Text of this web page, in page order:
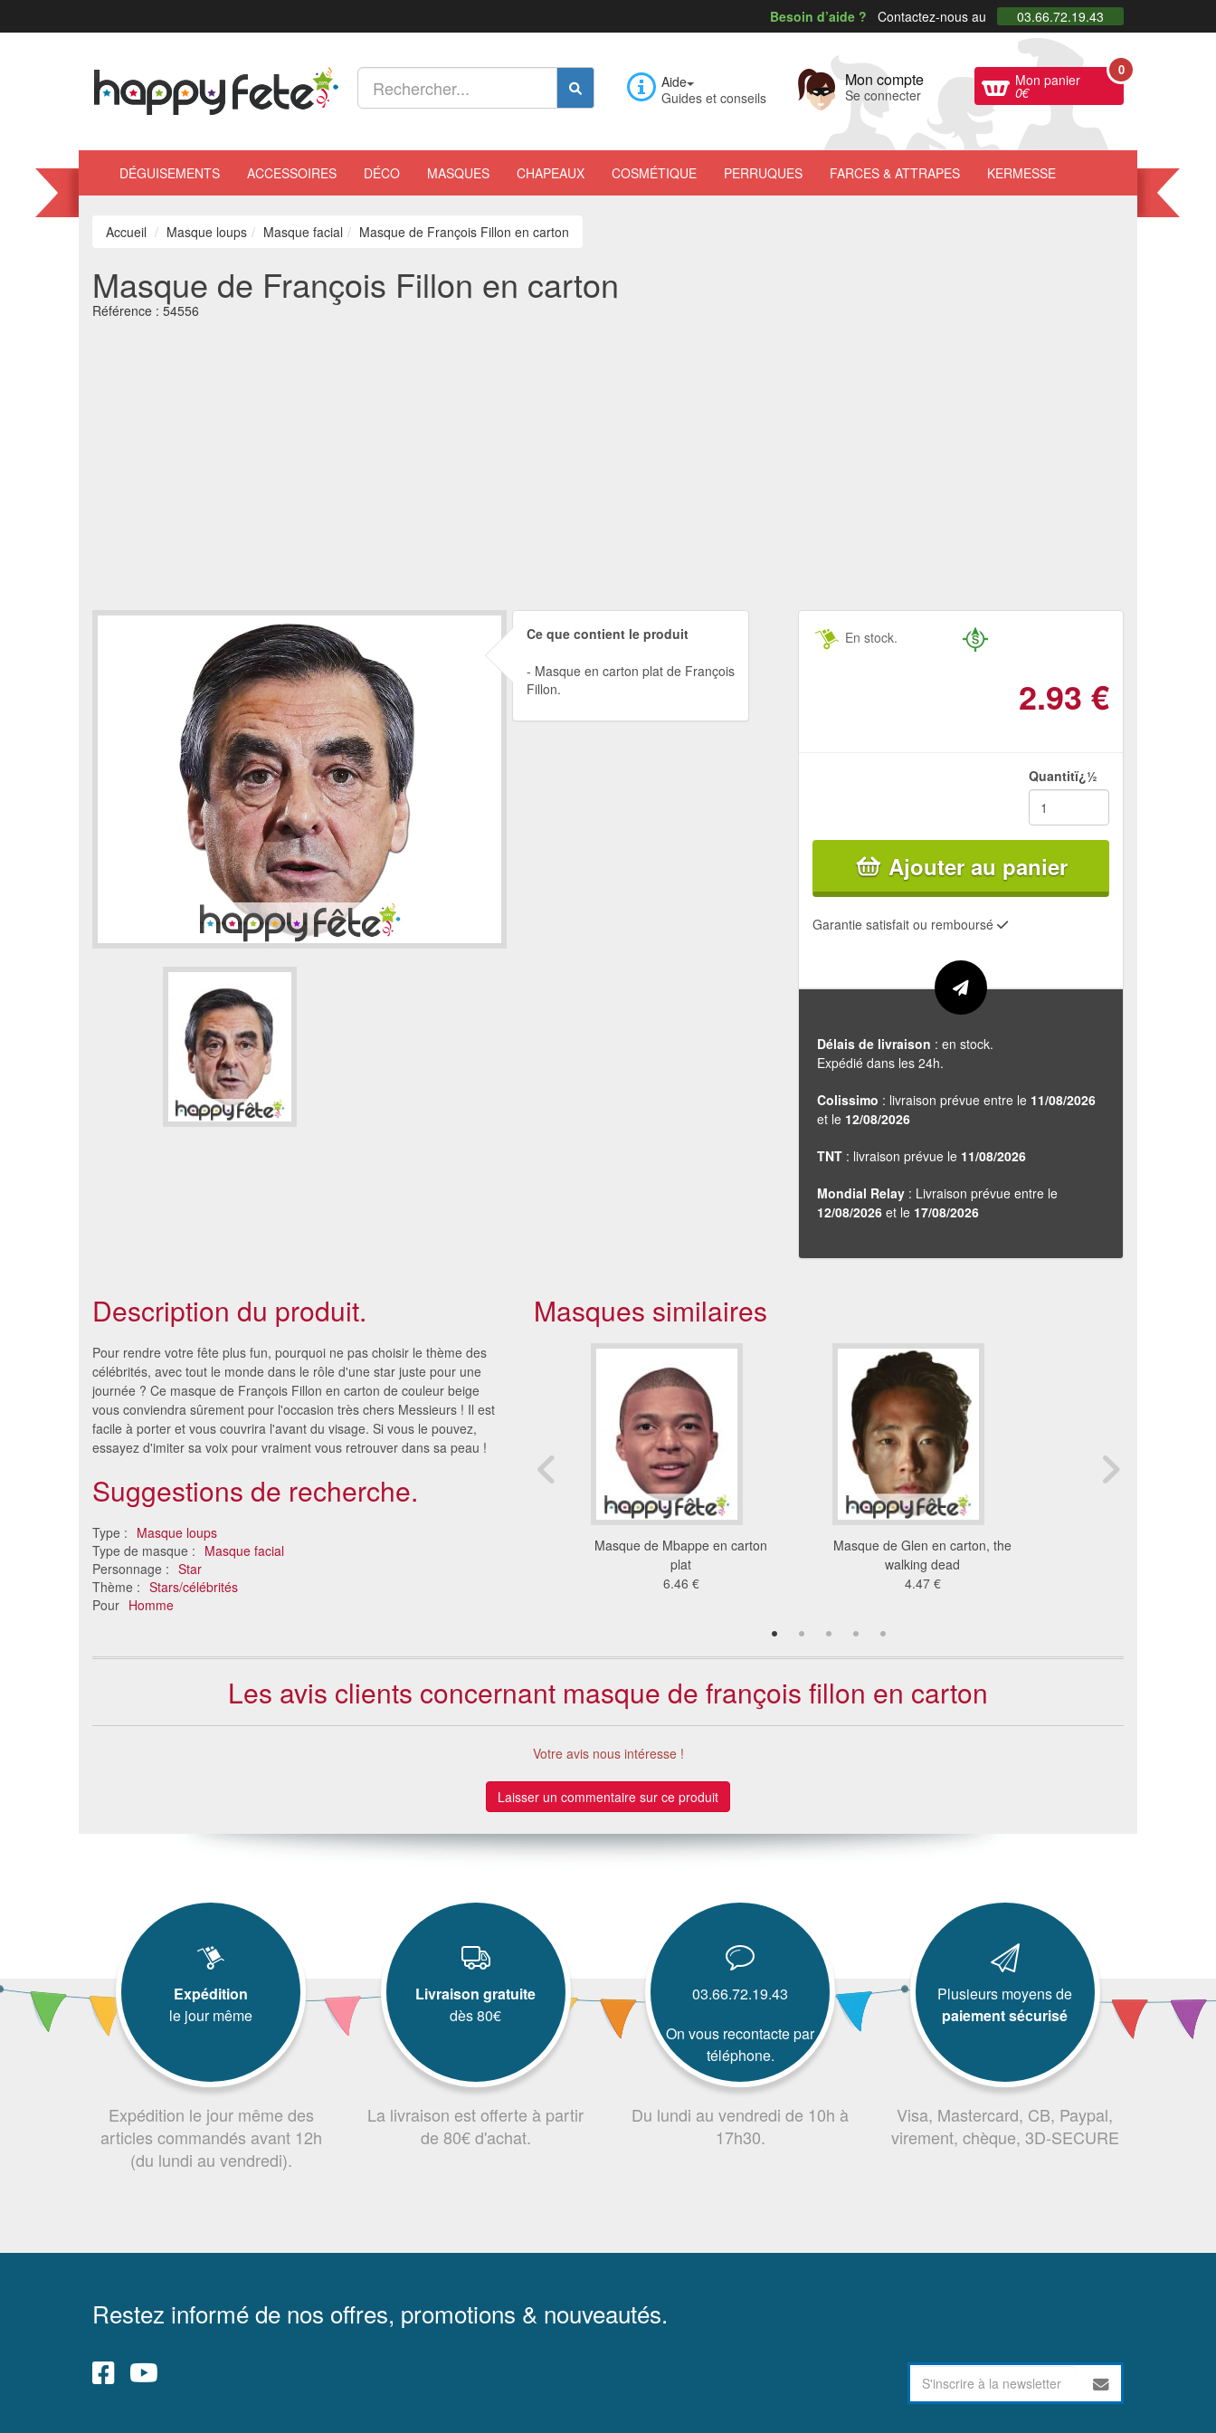
Besoin d’aide ? Contactez-nous au 03.66.72.19.43
Aide
Guides et conseils
Mon compte
Se connecter
Mon panier
0€
0
DÉGUISEMENTS ACCESSOIRES DÉCO MASQUES CHAPEAUX COSMÉTIQUE PERRUQUES FARCES & ATTRAPES KERMESSE
Accueil Masque loups Masque facial Masque de François Fillon en carton
Masque de François Fillon en carton
Référence : 54556
Ce que contient le produit
Masque en carton plat de François
Fillon.
En stock.
2.93 €
Quantitï¿½
Ajouter au panier
Garantie satisfait ou remboursé
Délais de livraison : en stock.
Expédié dans les 24h.
Colissimo : livraison prévue entre le 11/08/2026
et le 12/08/2026
TNT : livraison prévue le 11/08/2026
Mondial Relay : Livraison prévue entre le
12/08/2026 et le 17/08/2026
Description du produit.
Pour rendre votre fête plus fun, pourquoi ne pas choisir le thème des
célébrités, avec tout le monde dans le rôle d'une star juste pour une
journée ? Ce masque de François Fillon en carton de couleur beige
vous conviendra sûrement pour l'occasion très chers Messieurs ! Il est
facile à porter et vous couvrira l'avant du visage. Si vous le pouvez,
essayez d'imiter sa voix pour vraiment vous retrouver dans sa peau !
Suggestions de recherche.
Type : Masque loups
Type de masque : Masque facial
Personnage : Star
Thème : Stars/célébrités
Pour Homme
Masques similaires
Masque du Prince Charles, en
carton
6.71 €
Masque de Mbappe en carton
plat
6.46 €
Masque de Glen en carton, the
walking dead
4.47 €
Les avis clients concernant masque de françois fillon en carton
Votre avis nous intéresse !
Laisser un commentaire sur ce produit
Expédition
le jour même
Expédition le jour même des
articles commandés avant 12h
(du lundi au vendredi).
Livraison gratuite
dès 80€
La livraison est offerte à partir
de 80€ d'achat.
03.66.72.19.43
On vous recontacte par
téléphone.
Du lundi au vendredi de 10h à
17h30.
Plusieurs moyens de
paiement sécurisé
Visa, Mastercard, CB, Paypal,
virement, chèque, 3D-SECURE
Restez informé de nos offres, promotions & nouveautés.